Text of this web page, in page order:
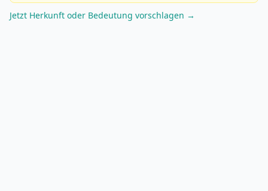
Jetzt Herkunft oder Bedeutung vorschlagen →